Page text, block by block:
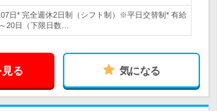
日* 完全週休2日制（シフト制）※平日交替制* 有給
20日（下限日数…
る 気になる